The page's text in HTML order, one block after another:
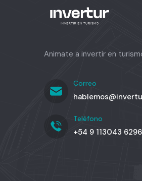
Animate a invertir en
Correo
Teléfono
+54 9 113043 6296